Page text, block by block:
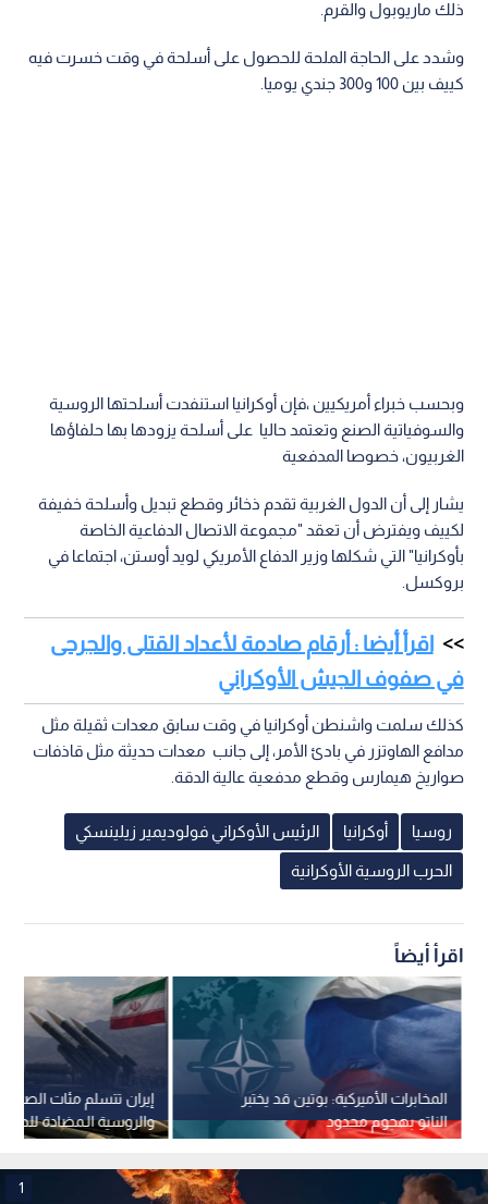
ذلك ماريوبول والقرم.
وشدد على الحاجة الملحة للحصول على أسلحة في وقت خسرت فيه
كييف بين 100 و300 جندي يوميا.
وبحسب خبراء أمريكيين ،فإن أوكرانيا استنفدت أسلحتها الروسية
والسوفياتية الصنع وتعتمد حاليا على أسلحة يزودها بها حلفاؤها
الغربيون، خصوصا المدفعية
يشار إلى أن الدول الغربية تقدم ذخائر وقطع تبديل وأسلحة خفيفة
لكييف ويفترض أن تعقد "مجموعة الاتصال الدفاعية الخاصة
بأوكرانيا" التي شكلها وزير الدفاع الأمريكي لويد أوستن، اجتماعا في
بروكسل.
اقرأ أيضا : أرقام صادمة لأعداد القتلى والجرحى
في صفوف الجيش الأوكراني
كذلك سلمت واشنطن أوكرانيا في وقت سابق معدات ثقيلة مثل
مدافع الهاوتزر في بادئ الأمر، إلى جانب معدات حديثة مثل قاذفات
صواريخ هيمارس وقطع مدفعية عالية الدقة.
روسيا أوكرانيا الرئيس الأوكراني فولوديمير زيلينسكي
الحرب الروسية الأوكرانية
اقرأ أيضاً
إيران تتسلم مئات
والروسية الـمضادة
المخابرات الأميركية: بوتين قد يختبر
الناتو بهجوم محدود
1